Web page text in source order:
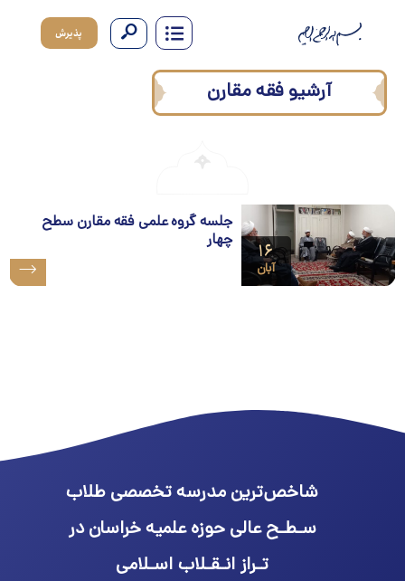
آرشیو فقه مقارن
۱۶
آبان
جلسه گروه علمی فقه مقارن سطح
چهار
شاخص‌ترین مدرسه تخصصی طلاب
سـطـح عالی حوزه علمیه خراسان در
تـراز انـقـلاب اسـلامی